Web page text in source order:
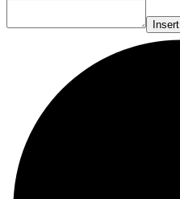
Insert